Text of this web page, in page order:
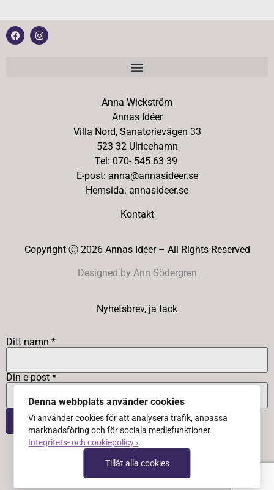
Anna Wickström
Annas Idéer
Villa Nord, Sanatorievägen 33
523 32 Ulricehamn
Tel: 070- 545 63 39
E-post: anna@annasideer.se
Hemsida: annasideer.se
Kontakt
Copyright Ⓒ 2026 Annas Idéer – All Rights Reserved
Designed by Ann Södergren
Nyhetsbrev, ja tack
Ditt namn *
Din e-post *
Denna webbplats använder cookies
Vi använder cookies för att analysera trafik, anpassa
marknadsföring och för sociala mediefunktioner.
Integritets- och cookiepolicy ›.
Tillåt alla cookies